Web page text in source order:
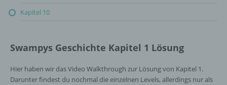
Kapitel 10
Swampys Geschichte Kapitel 1 Lösung
Hier haben wir das Video Walkthrough zur Lösung von Kapitel 1.
Darunter findest du nochmal die einzelnen Levels, allerdings nur als